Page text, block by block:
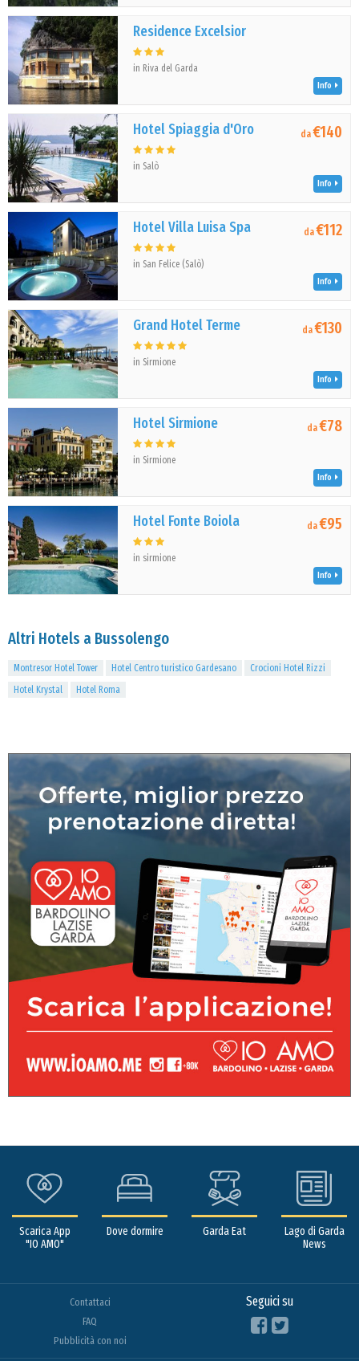
Residence Excelsior
in Riva del Garda
Info
Hotel Spiaggia d'Oro
in Salò
da€140
Info
Hotel Villa Luisa Spa
in San Felice (Salò)
da€112
Info
Grand Hotel Terme
in Sirmione
da€130
Info
Hotel Sirmione
in Sirmione
da€78
Info
Hotel Fonte Boiola
in sirmione
da€95
Info
Altri Hotels a Bussolengo
Montresor Hotel Tower Hotel Centro turistico Gardesano
Crocioni Hotel Rizzi
Hotel Krystal
Hotel Roma
Scarica App
"IO AMO"
Dove dormire Garda Eat
Lago di Garda
News
Contattaci
FAQ
Pubblicità con noi
Seguici su